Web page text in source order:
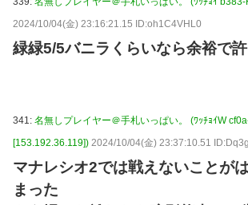
2024/10/04(金) 23:16:21.15 ID:oh1C4VHL0
緑緑5/5バニラくらいなら余裕で
341: 名無しプレイヤー＠手札いっぱい。 (ﾜｯﾁｮｲW
[153.192.36.119]) 2024/10/04(金) 23:37:10.51
マナレシオ2では戦えないことが
まった